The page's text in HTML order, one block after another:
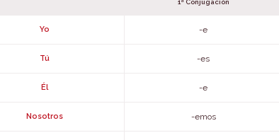
1ª Conjugación
Yo -e
Tú -es
Él -e
Nosotros -emos